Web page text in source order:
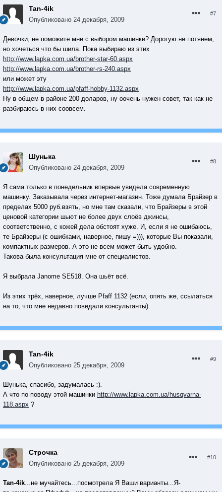
Tan-4ik
Опубликовано 24 декабря, 2009
#7
Девочки, не поможите мне с выбором машинки? Дорогую не потянем,
но хочеться что бы шила. Пока выбираю из этих
http://www.lapka.com.ua/brother-star-60.aspx
http://www.lapka.com.ua/brother-rs-240.aspx
или может эту
http://www.lapka.com.ua/pfaff-hobby-1132.aspx
Ну в общем в районе 200 доларов, ну оочень нужен совет, так как не
разбираюсь в них соовсем.
Шунька
Опубликовано 24 декабря, 2009
#8
Я сама только в понедельник впервые увидела современную
машинку. Заказывала через интернет-магазин. Тоже думала Брайзер в
пределах 5000 руб.взять, но мне там сказали, что Брайзеры в этой
ценовой категории шьют не более двух слоёв джинсы,
соответственно, с кожей дела обстоят хуже. И, если я не ошибаюсь,
те Брайзеры (с ошибками, наверное, пишу =))), которые Вы показали,
компактных размеров. А это не всем может быть удобно.
Такова была консультация мне от специалистов.
Я выбрала Janome SE518. Она шьёт всё.
Из этих трёх, наверное, лучше Pfaff 1132 (если, опять же, ссылаться
на то, что мне недавно поведали консультанты).
Tan-4ik
Опубликовано 25 декабря, 2009
#9
Шунька, спасибо, задумалась :).
А что по поводу этой машинки http://www.lapka.com.ua/husqvarna-
118.aspx ?
Строчка
Опубликовано 25 декабря, 2009
#10
Tan-4ik...не мучайтесь...посмотрела Я Ваши варианты...Я-